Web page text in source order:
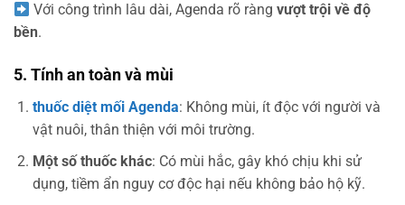
Với công trình lâu dài, Agenda rõ ràngvượt trội về độ
bền.
5. Tính an toàn và mùi
thuốc diệt mối Agenda: Không mùi, ít độc với người và
vật nuôi, thân thiện với môi trường.
Một số thuốc khác: Có mùi hắc, gây khó chịu khi sử
dụng, tiềm ẩn nguy cơ độc hại nếu không bảo hộ kỹ.